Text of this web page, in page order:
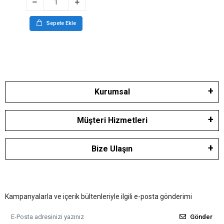
Sepete Ekle
Kurumsal
Müşteri Hizmetleri
Bize Ulaşın
Kampanyalarla ve içerik bültenleriyle ilgili e-posta gönderimi
Gönder